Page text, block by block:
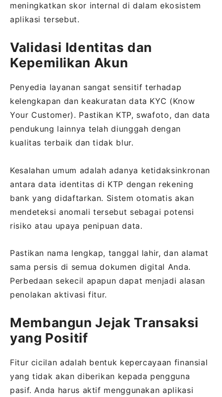
meningkatkan skor internal di dalam ekosistem
aplikasi tersebut.
Validasi Identitas dan
Kepemilikan Akun
Penyedia layanan sangat sensitif terhadap
kelengkapan dan keakuratan data KYC (Know
Your Customer). Pastikan KTP, swafoto, dan data
pendukung lainnya telah diunggah dengan
kualitas terbaik dan tidak blur.
Kesalahan umum adalah adanya ketidaksinkronan
antara data identitas di KTP dengan rekening
bank yang didaftarkan. Sistem otomatis akan
mendeteksi anomali tersebut sebagai potensi
risiko atau upaya penipuan data.
Pastikan nama lengkap, tanggal lahir, dan alamat
sama persis di semua dokumen digital Anda.
Perbedaan sekecil apapun dapat menjadi alasan
penolakan aktivasi fitur.
Membangun Jejak Transaksi
yang Positif
Fitur cicilan adalah bentuk kepercayaan finansial
yang tidak akan diberikan kepada pengguna
pasif. Anda harus aktif menggunakan aplikasi